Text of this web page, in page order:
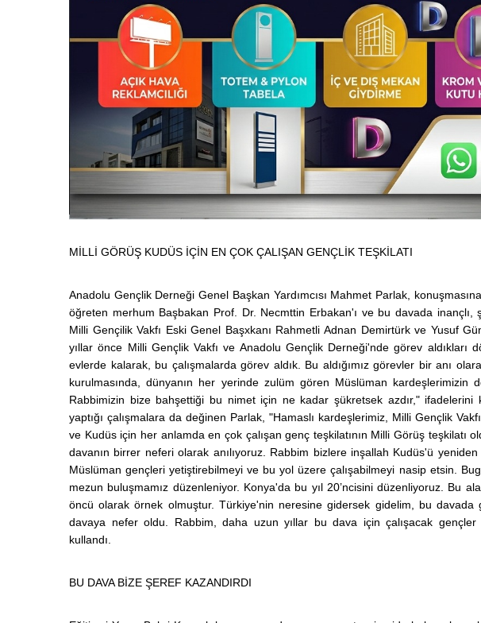
MİLLİ GÖRÜŞ KUDÜS İÇİN EN ÇOK ÇALIŞAN GENÇLİK TEŞKİLATI
Anadolu Gençlik Derneği Genel Başkan Yardımcısı Mahmet Parlak,
öğreten merhum Başbakan Prof. Dr. Necmttin Erbakan'ı ve bu davada inançlı,
Milli Gençilik Vakfı Eski Genel Başxkanı Rahmetli Adnan Demirtürk ve Yusuf
yıllar önce Milli Gençlik Vakfı ve Anadolu Gençlik Derneği'nde görev aldıkları
evlerde kalarak, bu çalışmalarda görev aldık. Bu aldığımız görevler bir anı
kurulmasında, dünyanın her yerinde zulüm gören Müslüman kardeşlerimizin
Rabbimizin bize bahşettiği bu nimet için ne kadar şükretsek azdır," ifadelerini
yaptığı çalışmalara da değinen Parlak, "Hamaslı kardeşlerimiz, Milli Gençlik
ve Kudüs için her anlamda en çok çalışan genç teşkilatının Milli Görüş teşkilatı
davanın birrer neferi olarak anılıyoruz. Rabbim bizlere inşallah Kudüs'ü
Müslüman gençleri yetiştirebilmeyi ve bu yol üzere çalışabilmeyi nasip etsin.
mezun buluşmamız düzenleniyor. Konya'da bu yıl 20’ncisini düzenliyoruz. Bu
öncü olarak örnek olmuştur. Türkiye'nin neresine gidersek gidelim, bu davada
davaya nefer oldu. Rabbim, daha uzun yıllar bu dava için çalışacak
kullandı.
BU DAVA BİZE ŞEREF KAZANDIRDI